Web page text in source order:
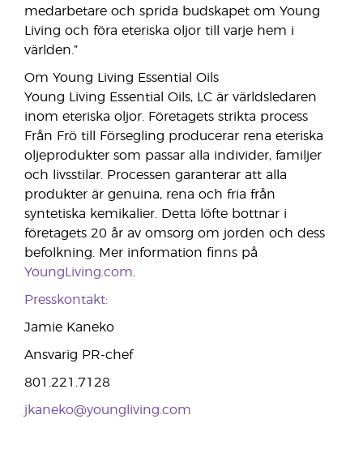
medarbetare och sprida budskapet om Young
Living och föra eteriska oljor till varje hem i
världen.”
Om Young Living Essential Oils
Young Living Essential Oils, LC är världsledaren
inom eteriska oljor. Företagets strikta process
Från Frö till Försegling producerar rena eteriska
oljeprodukter som passar alla individer, familjer
och livsstilar. Processen garanterar att alla
produkter är genuina, rena och fria från
syntetiska kemikalier. Detta löfte bottnar i
företagets 20 år av omsorg om jorden och dess
befolkning. Mer information finns på
YoungLiving.com
Presskontakt:
Jamie Kaneko
Ansvarig PR-chef
801.221.7128
jkaneko@youngliving.com